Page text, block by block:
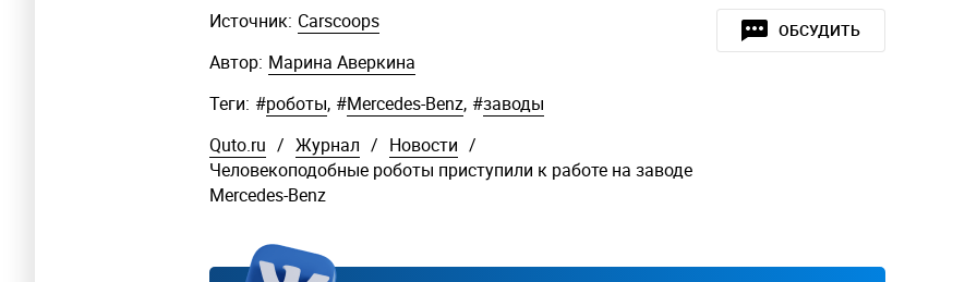
ОБСУДИТЬ
Источник: Carscoops
Автор: Марина Аверкина
Теги: #роботы, #Mercedes-Benz, #заводы
Quto.ru / Журнал / Новости /
Человекоподобные роботы приступили к работе на заводе
Mercedes-Benz